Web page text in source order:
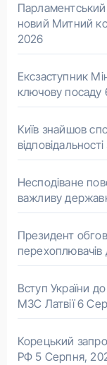
новий Митний
2026
Ексзаступник
ключову посаду
Київ знайшов
Несподіване
важливу
Президент
перехоплювачів
Вступ України
МЗС Латвії 6
Корецький
РФ 5 Серпня,